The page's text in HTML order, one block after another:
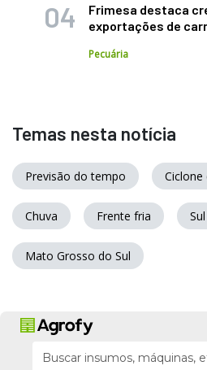
Frimesa destaca
exportações de
Pecuária
Temas nesta notícia
Previsão do tempo
Chuva Frente fria Sul
Mato Grosso do Sul